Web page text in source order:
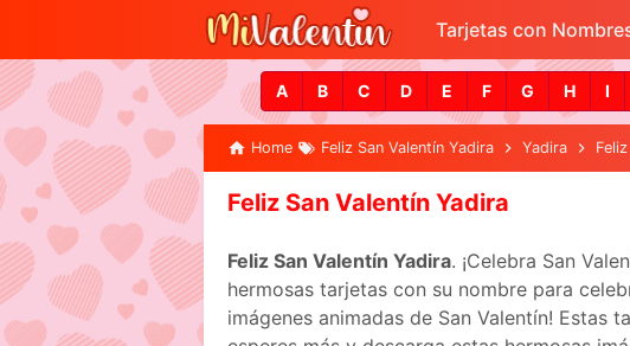
Tarjetas con
A B C D E F G H I
Home Feliz San Valentín Yadira Yadira
Feliz San Valentín Yadira
Feliz San Valentín Yadira. ¡Celebra San
hermosas tarjetas con su nombre para
imágenes animadas de San Valentín! Estas